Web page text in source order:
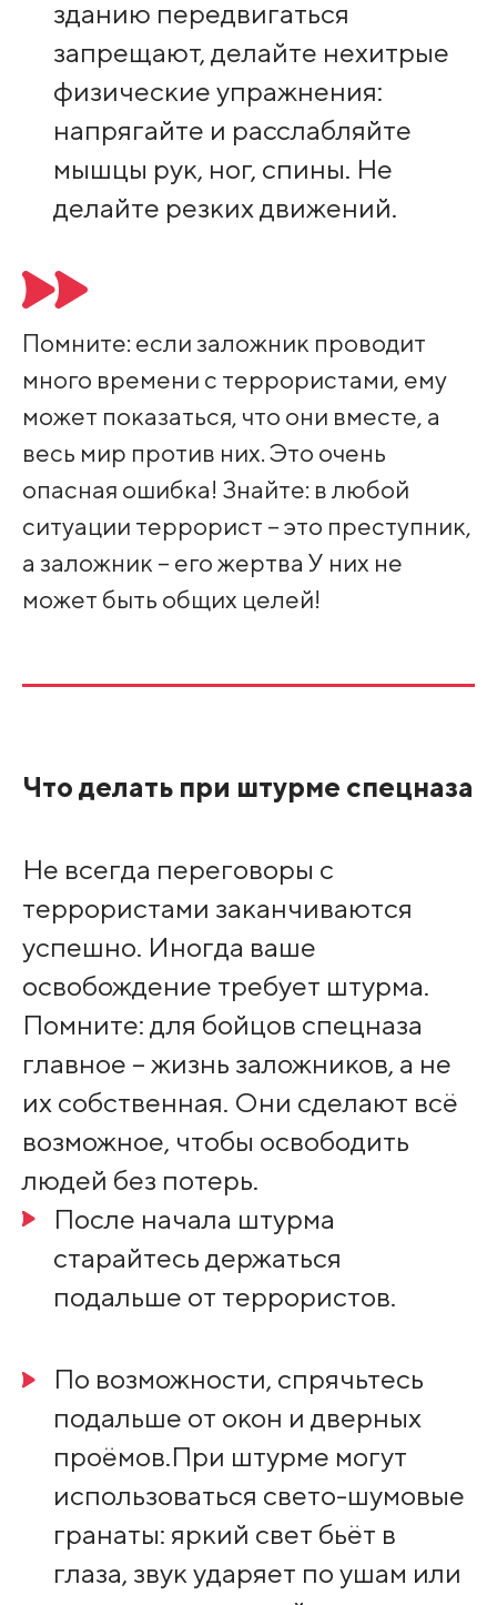
зданию передвигаться
запрещают, делайте нехитрые
физические упражнения:
напрягайте и расслабляйте
мышцы рук, ног, спины. Не
делайте резких движений.
Помните: если заложник проводит
много времени с террористами, ему
может показаться, что они вместе, а
весь мир против них. Это очень
опасная ошибка! Знайте: в любой
ситуации террорист – это преступник,
а заложник – его жертва У них не
может быть общих целей!
Что делать при штурме спецназа
Не всегда переговоры с
террористами заканчиваются
успешно. Иногда ваше
освобождение требует штурма.
Помните: для бойцов спецназа
главное – жизнь заложников, а не
их собственная. Они сделают всё
возможное, чтобы освободить
людей без потерь.
После начала штурма
старайтесь держаться
подальше от террористов.
По возможности, спрячьтесь
подальше от окон и дверных
проёмов.При штурме могут
использоваться свето-шумовые
гранаты: яркий свет бьёт в
глаза, звук ударяет по ушам или